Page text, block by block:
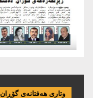
وتاری هەفتانەی گۆڕان